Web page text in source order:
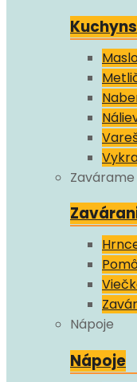
Zavárame
Nápoje
Nápoje